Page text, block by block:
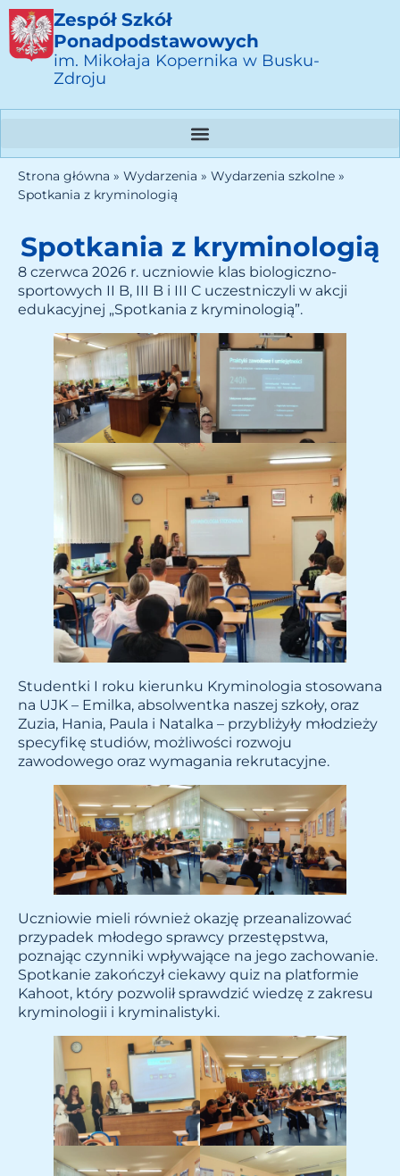
Zespół Szkół
Ponadpodstawowych
im. Mikołaja Kopernika w Busku-
Zdroju
Strona główna » Wydarzenia » Wydarzenia szkolne »
Spotkania z kryminologią
Spotkania z kryminologią
8 czerwca 2026 r. uczniowie klas biologiczno-
sportowych II B, III B i III C uczestniczyli w akcji
edukacyjnej „Spotkania z kryminologią”.
Studentki I roku kierunku Kryminologia stosowana
na UJK – Emilka, absolwentka naszej szkoły, oraz
Zuzia, Hania, Paula i Natalka – przybliżyły młodzieży
specyfikę studiów, możliwości rozwoju
zawodowego oraz wymagania rekrutacyjne.
Uczniowie mieli również okazję przeanalizować
przypadek młodego sprawcy przestępstwa,
poznając czynniki wpływające na jego zachowanie.
Spotkanie zakończył ciekawy quiz na platformie
Kahoot, który pozwolił sprawdzić wiedzę z zakresu
kryminologii i kryminalistyki.